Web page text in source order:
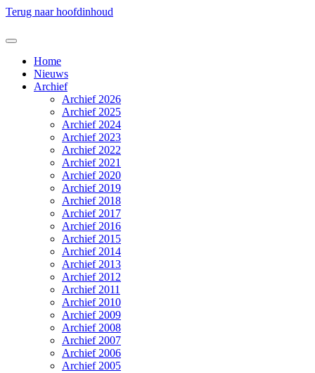
Terug naar hoofdinhoud
Home
Nieuws
Archief
Archief 2026
Archief 2025
Archief 2024
Archief 2023
Archief 2022
Archief 2021
Archief 2020
Archief 2019
Archief 2018
Archief 2017
Archief 2016
Archief 2015
Archief 2014
Archief 2013
Archief 2012
Archief 2011
Archief 2010
Archief 2009
Archief 2008
Archief 2007
Archief 2006
Archief 2005